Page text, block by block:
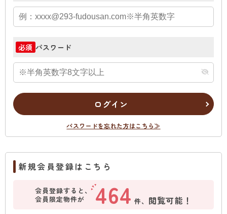
必須 パスワード
ログイン
パスワードを忘れた方はこちら≫
新規会員登録はこちら
会員登録すると、
会員限定物件が
464 件、 閲覧可能！